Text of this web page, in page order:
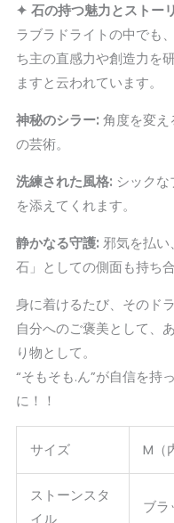
✦ 石の持つ魅力とストー
ラブラドライトの中でも
ち主の直感力や創造力を
ますと云われています。
神秘のシラー: 角度を変え
の芸術。
洗練された風格: シック
を添えてくれます。
静かなる守護: 邪気を払
石」としての側面も持ち
身に着けるたび、そのド
自分へのご褒美として、
り物として。
“そもそも.ん”が自信を持
に！！
サイズ M（
ストーンスタ
イル
ブ
ッ
ト
個